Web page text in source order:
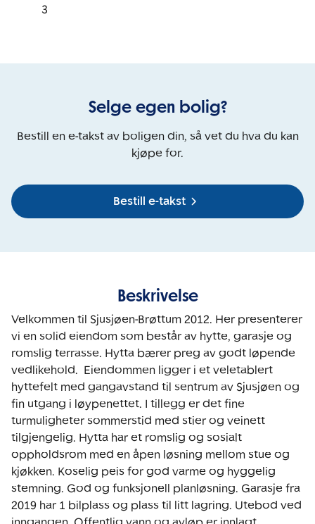
3
Selge egen bolig?
Bestill en e-takst av boligen din, så vet du hva du kan
kjøpe for.
Bestill e-takst
Beskrivelse
Velkommen til Sjusjøen-Brøttum 2012. Her presenterer
vi en solid eiendom som består av hytte, garasje og
romslig terrasse. Hytta bærer preg av godt løpende
vedlikehold.  Eiendommen ligger i et veletablert
hyttefelt med gangavstand til sentrum av Sjusjøen og
fin utgang i løypenettet. I tillegg er det fine
turmuligheter sommerstid med stier og veinett
tilgjengelig. Hytta har et romslig og sosialt
oppholdsrom med en åpen løsning mellom stue og
kjøkken. Koselig peis for god varme og hyggelig
stemning. God og funksjonell planløsning. Garasje fra
2019 har 1 bilplass og plass til litt lagring. Utebod ved